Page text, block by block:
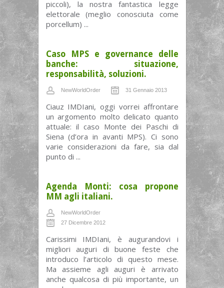
piccoli), la nostra fantastica legge
elettorale (meglio conosciuta come
porcellum) ...
Caso MPS e governance delle
banche: situazione,
responsabilità, soluzioni.
NewWorldOrder 31 Gennaio 2013
Ciauz IMDIani, oggi vorrei affrontare
un argomento molto delicato quanto
attuale: il caso Monte dei Paschi di
Siena (d’ora in avanti MPS). Ci sono
varie considerazioni da fare, sia dal
punto di ...
Agenda Monti: cosa propone
MM agli italiani.
NewWorldOrder
27 Dicembre 2012
Carissimi IMDIani, è augurandovi i
migliori auguri di buone feste che
introduco l’articolo di questo mese.
Ma assieme agli auguri è arrivato
anche qualcosa di più importante, un